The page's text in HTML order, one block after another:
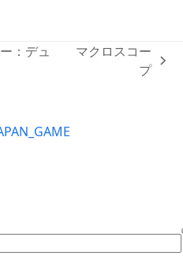
：デュ
マクロスコー
プ